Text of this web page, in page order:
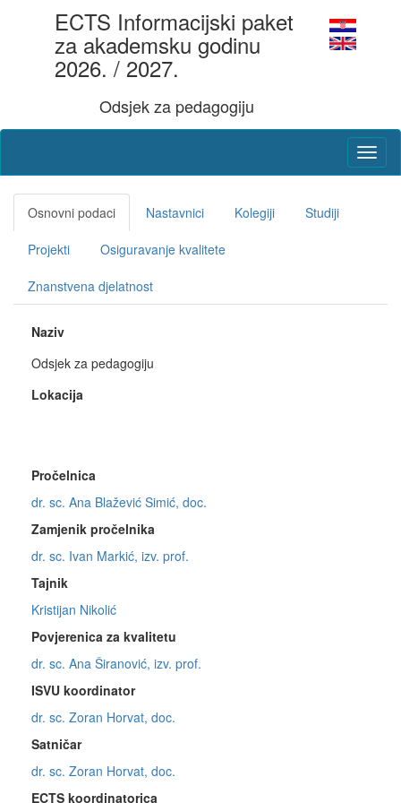
ECTS Informacijski paket
za akademsku godinu
2026. / 2027.
Odsjek za pedagogiju
Osnovni podaci Nastavnici Kolegiji Studiji
Projekti Osiguravanje kvalitete
Znanstvena djelatnost
Naziv
Odsjek za pedagogiju
Lokacija
Pročelnica
dr. sc. Ana Blažević Simić, doc.
Zamjenik pročelnika
dr. sc. Ivan Markić, izv. prof.
Tajnik
Kristijan Nikolić
Povjerenica za kvalitetu
dr. sc. Ana Širanović, izv. prof.
ISVU koordinator
dr. sc. Zoran Horvat, doc.
Satničar
dr. sc. Zoran Horvat, doc.
ECTS koordinatorica